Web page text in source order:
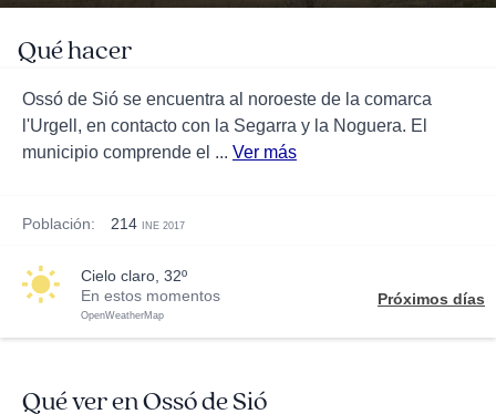
Qué hacer
Ossó de Sió se encuentra al noroeste de la comarca
l'Urgell, en contacto con la Segarra y la Noguera. El
municipio comprende el ... Ver más
Población: 214 INE 2017
cielo claro, 32º
En estos momentos
OpenWeatherMap
Próximos días
Qué ver en Ossó de Sió